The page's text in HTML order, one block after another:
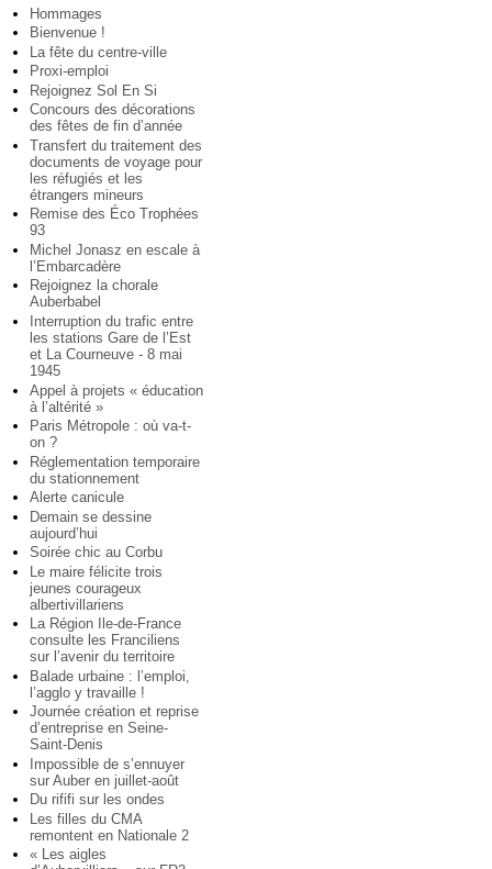
Hommages
Bienvenue !
La fête du centre-ville
Proxi-emploi
Rejoignez Sol En Si
Concours des décorations
des fêtes de fin d’année
Transfert du traitement des
documents de voyage pour
les réfugiés et les
étrangers mineurs
Remise des Éco Trophées
93
Michel Jonasz en escale à
l’Embarcadère
Rejoignez la chorale
Auberbabel
Interruption du trafic entre
les stations Gare de l’Est
et La Courneuve - 8 mai
1945
Appel à projets « éducation
à l’altérité »
Paris Métropole : où va-t-
on ?
Réglementation temporaire
du stationnement
Alerte canicule
Demain se dessine
aujourd’hui
Soirée chic au Corbu
Le maire félicite trois
jeunes courageux
albertivillariens
La Région Ile-de-France
consulte les Franciliens
sur l’avenir du territoire
Balade urbaine : l’emploi,
l’agglo y travaille !
Journée création et reprise
d’entreprise en Seine-
Saint-Denis
Impossible de s’ennuyer
sur Auber en juillet-août
Du rififi sur les ondes
Les filles du CMA
remontent en Nationale 2
« Les aigles